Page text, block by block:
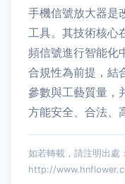
手機信號放大器是
工具。其技術核心
頻信號進行智能化
合規性為前提，結
參數與工藝質量，
方能安全、合法、
如若轉載，請注明出處：
http://